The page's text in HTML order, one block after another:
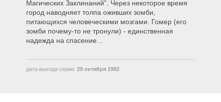
413 – Выбор Сельмы
414 – Брат с Той же Планеты
Магических Заклинаний”. Через некоторое время
город наводняет толпа оживших зомби,
питающихся человеческими мозгами. Гомер (его
зомби почему-то не тронули) - единственная
надежда на спасение…
дата выхода серии: 29 октября 1992